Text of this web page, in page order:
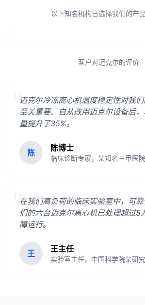
以下知名机构已选择我们的产
客户对迈克尔的评价
"
迈克尔冷冻离心机温度稳定性对我
至关重要。自从改用迈克尔设备后
量提升了35%。
陈 陈博士
临床诊断专家，某知名三甲医
"
在我们高负荷的临床实验室中，可
们的六台迈克尔离心机已处理超过5
障运行。
王 王主任
实验室主任，中国科学院某研